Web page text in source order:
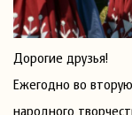
Дорогие друзья!
Ежегодно во
народного